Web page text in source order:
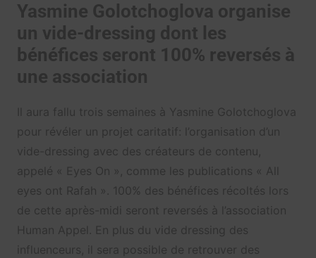
Yasmine Golotchoglova organise
un vide-dressing dont les
bénéfices seront 100% reversés à
une association
Il aura fallu trois semaines à Yasmine Golotchoglova
pour révéler un projet caritatif: l’organisation d’un
vide-dressing avec des créateurs de contenu,
appelé « Eyes On », comme les publications « All
eyes ont Rafah ». 100% des bénéfices récoltés lors
de cette après-midi seront reversés à l’association
Human Appel. En plus du vide dressing des
influenceurs, il sera possible de retrouver des